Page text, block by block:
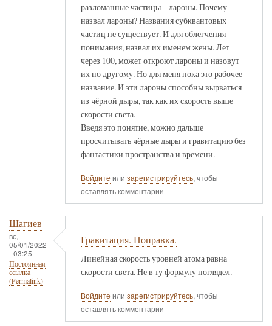
разломанные частицы – лароны. Почему
назвал лароны? Названия субквантовых
частиц не существует. И для облегчения
понимания, назвал их именем жены. Лет
через 100, может откроют лароны и назовут
их по другому. Но для меня пока это рабочее
название. И эти лароны способны вырваться
из чёрной дыры, так как их скорость выше
скорости света.
Введя это понятие, можно дальше
просчитывать чёрные дыры и гравитацию без
фантастики пространства и времени.
Войдите или зарегистрируйтесь, чтобы
оставлять комментарии
Шагиев
вс,
05/01/2022
- 03:25
Постоянная
ссылка
(Permalink)
Гравитация. Поправка.
Линейная скорость уровней атома равна
скорости света. Не в ту формулу поглядел.
Войдите или зарегистрируйтесь, чтобы
оставлять комментарии